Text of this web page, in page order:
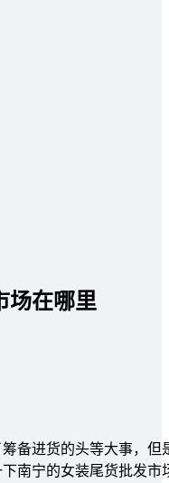
场在哪里
备进货的头等大事，
南宁的女装尾货批发市